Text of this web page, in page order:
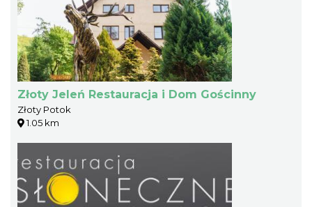
Złoty Jeleń Restauracja i Dom Gościnny
Złoty Potok
1.05 km